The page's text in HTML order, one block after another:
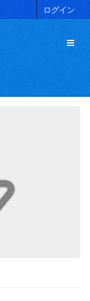
ログイン